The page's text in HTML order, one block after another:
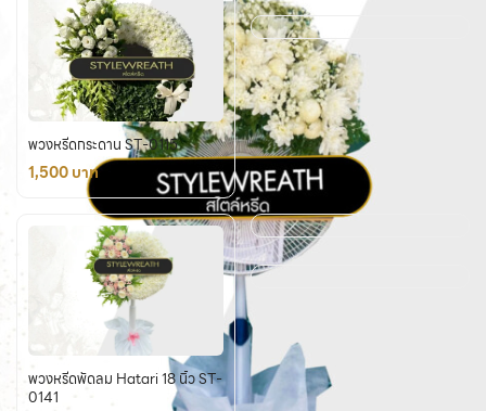
พวงหรีดกระดาน ST-0115
1,500 บาท
พวงหรีดพัดลม Hatari 18 นิ้ว ST-
0141